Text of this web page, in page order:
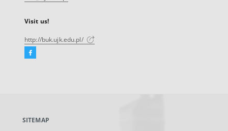
Visit us!
http://buk.ujk.edu.pl/
Facebook
new
SITEMAP